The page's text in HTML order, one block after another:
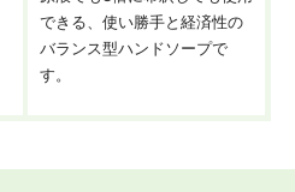
できる、使い勝手と経済性の
バランス型ハンドソープで
す。